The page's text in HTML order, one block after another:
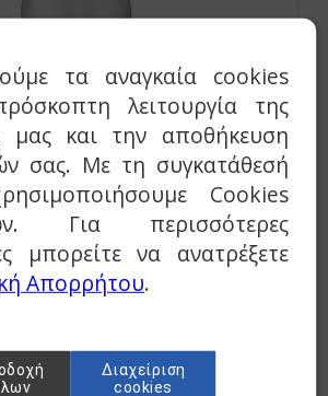
Elco Duro Glass 45 Lt. Κάθετος
τα αναγκαία cookies
λειτουργία της
μας και την αποθήκευση
σας. Με τη συγκατάθεσή
Cookies
Για περισσότερες
μπορείτε να ανατρέξετε
Απορρήτου.
Διαχείριση
cookies